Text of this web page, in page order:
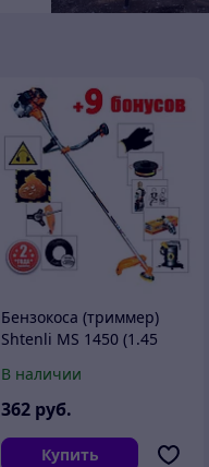
Бензокоса (триммер)
Shtenli MS 1450 (1.45
В наличии
362 руб.
Купить